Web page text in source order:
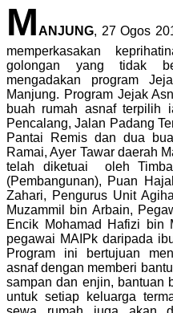
MANJUNG, 27 Ogos
memperkasakan
golongan yang tidak
mengadakan program
Manjung. Program Jejak
buah rumah asnaf terpilih
Pencalang, Jalan Padang
Pantai Remis dan dua
Ramai, Ayer Tawar daerah
telah diketuai oleh
(Pembangunan), Puan
Zahari, Pengurus Unit
Muzammil bin Arbain,
Encik Mohamad Hafizi
pegawai MAIPk daripada
Program ini bertujuan
asnaf dengan memberi
sampan dan enjin, bantuan
untuk setiap keluarga